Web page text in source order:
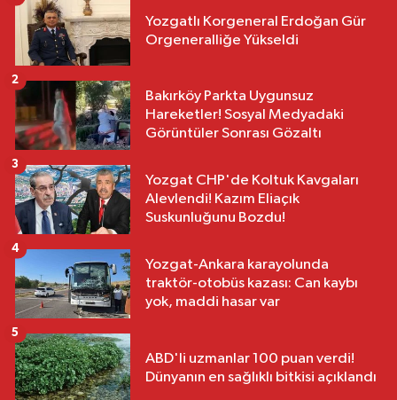
Yozgatlı Korgeneral Erdoğan Gür
Orgeneralliğe Yükseldi
Bakırköy Parkta Uygunsuz
Hareketler! Sosyal Medyadaki
Görüntüler Sonrası Gözaltı
2
Yozgat CHP'de Koltuk Kavgaları
Alevlendi! Kazım Eliaçık
Suskunluğunu Bozdu!
3
Yozgat-Ankara karayolunda
traktör-otobüs kazası: Can kaybı
yok, maddi hasar var
4
ABD'li uzmanlar 100 puan verdi!
Dünyanın en sağlıklı bitkisi açıklandı
5